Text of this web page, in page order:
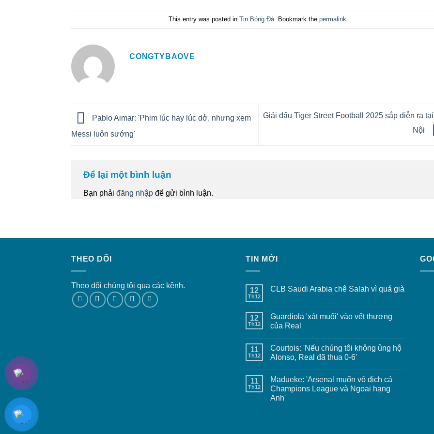
This entry was posted in Tin Bóng Đá. Bookmark the permalink
CONGTYBAOVE
Pablo Aimar: 'Phim lúc hay lúc dở, nhưng xem
Messi luôn sướng'
Giải đấu Tiger Street Football 2025 sắp diễn ra
Nội
Để lại một bình luận
Bạn phải đăng nhập để gửi bình luận.
THEO DÕI
Theo dõi chúng tôi qua các kênh.
TIN MỚI
12
Th12
CLB Saudi Arabia chê Salah vì quá già
12
Th12
Guardiola 'xát muối' vào vết thương
của Real
11
Th12
Courtois: 'Nếu chúng tôi không ủng hộ
Alonso, Real đã thua 0-6'
11
Th12
Madueke: 'Arsenal muốn vô địch cả
Champions League và Ngoại hạng
Anh'